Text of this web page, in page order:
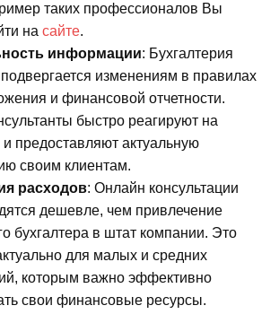
таких профессионалов Вы
на сайте.
информации: Бухгалтерия
изменениям в правилах
и финансовой отчетности.
быстро реагируют на
предоставляют актуальную
своим клиентам.
расходов: Онлайн консультации
дешевле, чем привлечение
бухгалтера в штат компании. Это
для малых и средних
которым важно эффективно
свои финансовые ресурсы.